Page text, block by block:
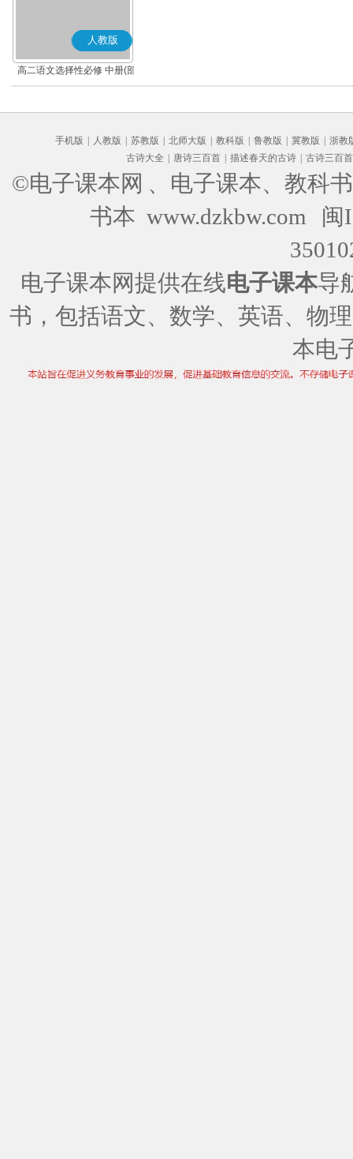
人教版
高二语文选择性必修 中册(部
编版)
手机版 人教版 苏教版 北师大版 教科版 鲁教版 冀教版
浙教
古诗大全
唐诗三百首 描述春天的古诗 古诗三百首
©电子课本网 、电子课本、教科
书本 www.dzkbw.com
闽
电子课本网提供在线电子课本导
书，包括语文、数学、英语、物
本电